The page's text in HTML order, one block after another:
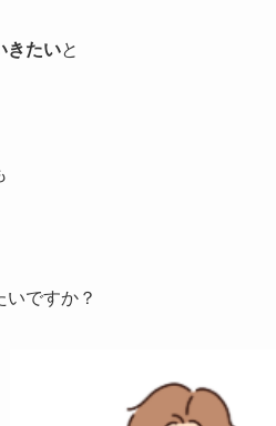
きたいと
いですか？